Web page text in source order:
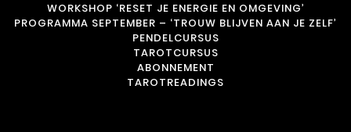
WORKSHOP ‘RESET JE ENERGIE EN OMGEVING’
PROGRAMMA SEPTEMBER – ‘TROUW BLIJVEN AAN JE ZELF’
PENDELCURSUS
TAROTCURSUS
ABONNEMENT
TAROTREADINGS